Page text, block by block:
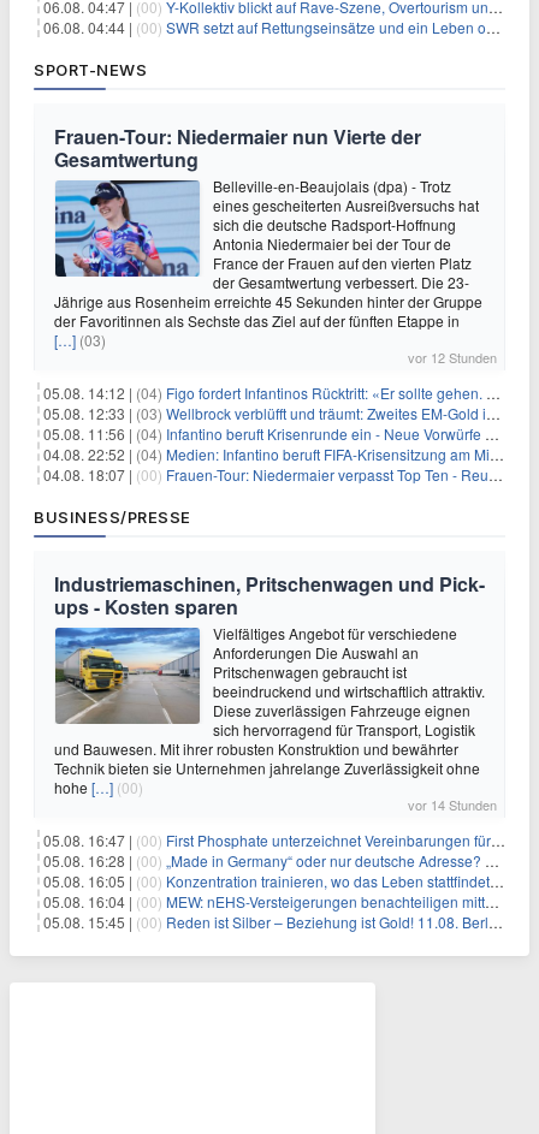
06.08. 04:47 | (00) Y-Kollektiv blickt auf Rave-Szene, Overtourism und Pokémon-Kult
06.08. 04:44 | (00) SWR setzt auf Rettungseinsätze und ein Leben ohne Smartphone
SPORT-NEWS
Frauen-Tour: Niedermaier nun Vierte der
Gesamtwertung
Belleville-en-Beaujolais (dpa) - Trotz
eines gescheiterten Ausreißversuchs hat
sich die deutsche Radsport-Hoffnung
Antonia Niedermaier bei der Tour de
France der Frauen auf den vierten Platz
der Gesamtwertung verbessert. Die 23-
Jährige aus Rosenheim erreichte 45 Sekunden hinter der Gruppe
der Favoritinnen als Sechste das Ziel auf der fünften Etappe in
[…] (03)
vor 12 Stunden
05.08. 14:12 | (04) Figo fordert Infantinos Rücktritt: «Er sollte gehen. Jetzt»
05.08. 12:33 | (03) Wellbrock verblüfft und träumt: Zweites EM-Gold in Paris
05.08. 11:56 | (04) Infantino beruft Krisenrunde ein - Neue Vorwürfe gegen FIFA
04.08. 22:52 | (04) Medien: Infantino beruft FIFA-Krisensitzung am Mittwoch ein
04.08. 18:07 | (00) Frauen-Tour: Niedermaier verpasst Top Ten - Reusser siegt
BUSINESS/PRESSE
Industriemaschinen, Pritschenwagen und Pick-
ups - Kosten sparen
Vielfältiges Angebot für verschiedene
Anforderungen Die Auswahl an
Pritschenwagen gebraucht ist
beeindruckend und wirtschaftlich attraktiv.
Diese zuverlässigen Fahrzeuge eignen
sich hervorragend für Transport, Logistik
und Bauwesen. Mit ihrer robusten Konstruktion und bewährter
Technik bieten sie Unternehmen jahrelange Zuverlässigkeit ohne
hohe […] (00)
vor 14 Stunden
05.08. 16:47 | (00) First Phosphate unterzeichnet Vereinbarungen für nicht zu refundierende Zuwendungen in Höhe von 4,84 Mio. $ von der kanadischen Regierung für Straßeninfrastruktur und Stromübertragungsleitungen
05.08. 16:28 | (00) „Made in Germany“ oder nur deutsche Adresse? So erkennen Sie, wo Ihre Leiterplatten wirklich gefertigt werden
05.08. 16:05 | (00) Konzentration trainieren, wo das Leben stattfindet: Mobile EEG-Technologie bringt Neurofeedback in den Alltag
05.08. 16:04 | (00) MEW: nEHS-Versteigerungen benachteiligen mittelständische Unternehmen
05.08. 15:45 | (00) Reden ist Silber – Beziehung ist Gold! 11.08. Berlin – 18:30 Uhr